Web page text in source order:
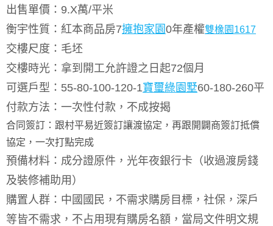
出售單價： 9.X萬/平米
衡宇性質：紅本商品房7擁抱家園0年產權雙橡園1617
交樓尺度：毛坯
交樓時光：拿到開工允許證之日起72個月
可選戶型： 55-80-100-120-1寶璽綠園墅60-180-260平
付款方法：一次性付款，不成按揭
合同簽訂：跟村平易近簽訂讓渡協定，再跟開闢商簽訂抵償
協定，一次打點完成
預備材料：成分證原件，光年夜銀行卡（收過渡房錢
及裝修補助用）
購置人群：中國國民，不需求購房目標，社保，深戶
等皆不需求，不占用現有購房名額，當局文件明文規